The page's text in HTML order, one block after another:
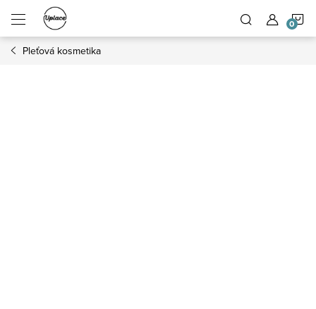
Přejít na obsah
Pleťová kosmetika